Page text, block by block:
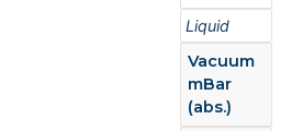
Liquid
Vacuum
mBar
(abs.)